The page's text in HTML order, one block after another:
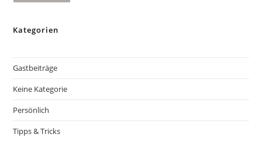
Kategorien
Gastbeiträge
Keine Kategorie
Persönlich
Tipps & Tricks